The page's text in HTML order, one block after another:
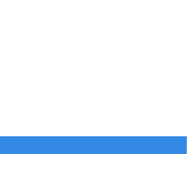
Перейти к содержимому